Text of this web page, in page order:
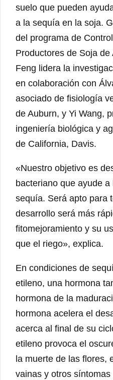
suelo que pueden
a la sequía en la soja.
del programa de
Productores de Soja de
Feng lidera la
en colaboración con
asociado de fisiología
de Auburn, y Yi Wang,
ingeniería biológica y
de California, Davis.
«Nuestro objetivo es
bacteriano que ayude
sequía. Será apto para
desarrollo será más
fitomejoramiento y su
que el riego», explica.
En condiciones de
etileno, una hormona
hormona de la
hormona acelera el
acerca al final de su
etileno provoca el
la muerte de las flores,
vainas y otros